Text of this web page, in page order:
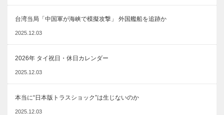
台湾当局「中国軍が海峡で模擬攻撃」 外国艦船を追跡か
2025.12.03
2026年 タイ祝日・休日カレンダー
2025.12.03
本当に“日本版トラスショック”は生じないのか
2025.12.03